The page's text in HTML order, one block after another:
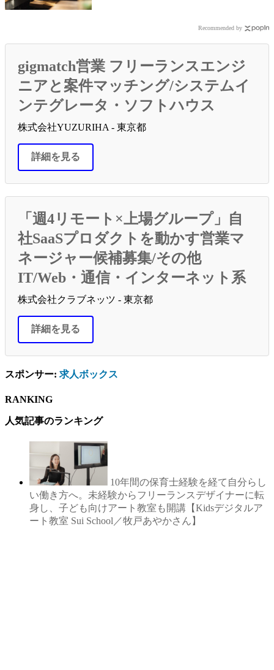
Recommended by
gigmatch営業 フリーランスエンジ
ニアと案件マッチング/システムイ
ンテグレータ・ソフトハウス
株式会社YUZURIHA - 東京都
詳細を見る
「週4リモート×上場グループ」自
社SaaSプロダクトを動かす営業マ
ネージャー候補募集/その他
IT/Web・通信・インターネット系
株式会社クラブネッツ - 東京都
詳細を見る
スポンサー: 求人ボックス
RANKING
人気記事のランキング
10年間の保育士経験を経て自分らし
い働き方へ。未経験からフリーランスデザイナーに転
身し、子ども向けアート教室も開講【Kidsデジタルア
ート教室 Sui School／牧戸あやかさん】